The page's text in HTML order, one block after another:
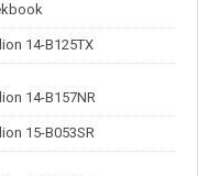
14-B125TX
14-B157NR
15-B053SR